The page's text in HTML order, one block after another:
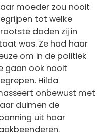
moeder zou nooit
tot welke
daden zij in
was. Ze had haar
om in de politiek
gaan ook nooit
Hilda
onbewust met
duimen de
uit haar